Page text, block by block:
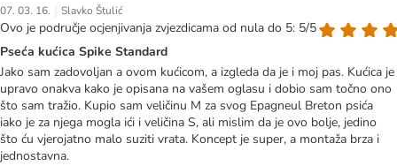
07. 03. 16. | Slavko Štulić
Ovo je područje ocjenjivanja zvjezdicama od nula do 5: 5/5
Pseća kućica Spike Standard
Jako sam zadovoljan a ovom kućicom, a izgleda da je i moj pas. Kućica je
upravo onakva kako je opisana na vašem oglasu i dobio sam točno ono
što sam tražio. Kupio sam veličinu M za svog Epagneul Breton psića
iako je za njega mogla ići i veličina S, ali mislim da je ovo bolje, jedino
što ću vjerojatno malo suziti vrata. Koncept je super, a montaža brza i
jednostavna.